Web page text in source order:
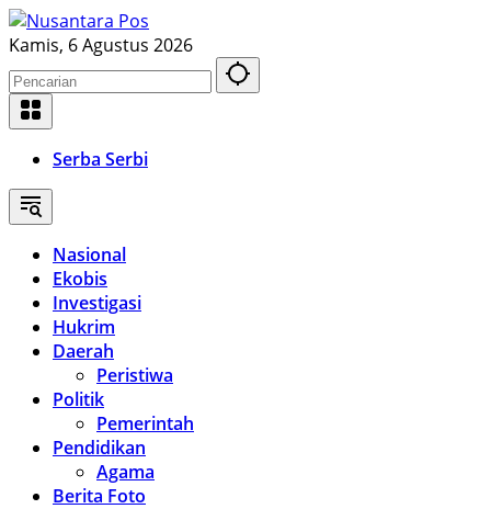
Langsung
ke
konten
Kamis, 6 Agustus 2026
Serba Serbi
Nasional
Ekobis
Investigasi
Hukrim
Daerah
Peristiwa
Politik
Pemerintah
Pendidikan
Agama
Berita Foto